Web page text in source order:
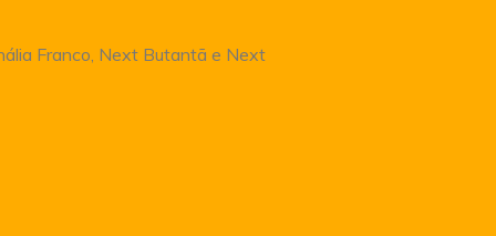
Franco, Next Butantã e Next